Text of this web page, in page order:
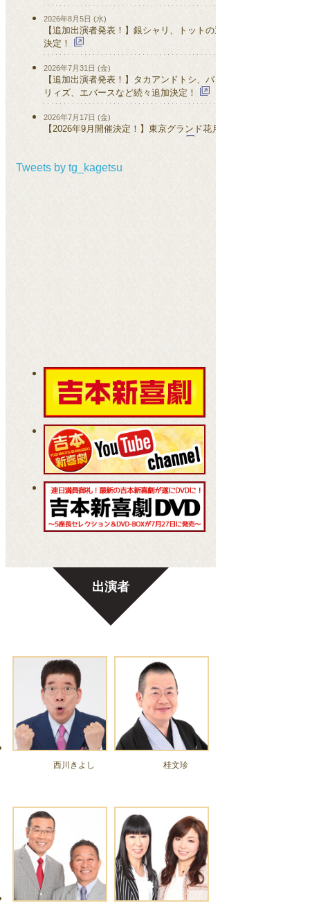
2026年8月5日 (水)
【追加出演者発表！】銀シャリ、トットの追加
決定！
2026年7月31日 (金)
【追加出演者発表！】タカアンドトシ、バッテ
リィズ、エバースなど続々追加決定！
2026年7月17日 (金)
【2026年9月開催決定！】東京グランド花月
2026年5月16日 (土)
ランド花月
【5/12(火)公演 当日券販売のお知らせ】東京グ
ランド花月
Tweets by tg_kagetsu
出演者
西川きよし 桂文珍